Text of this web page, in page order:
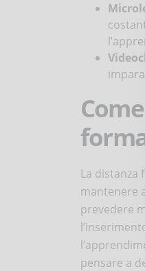
La
mantenere
prevedere
pensare a